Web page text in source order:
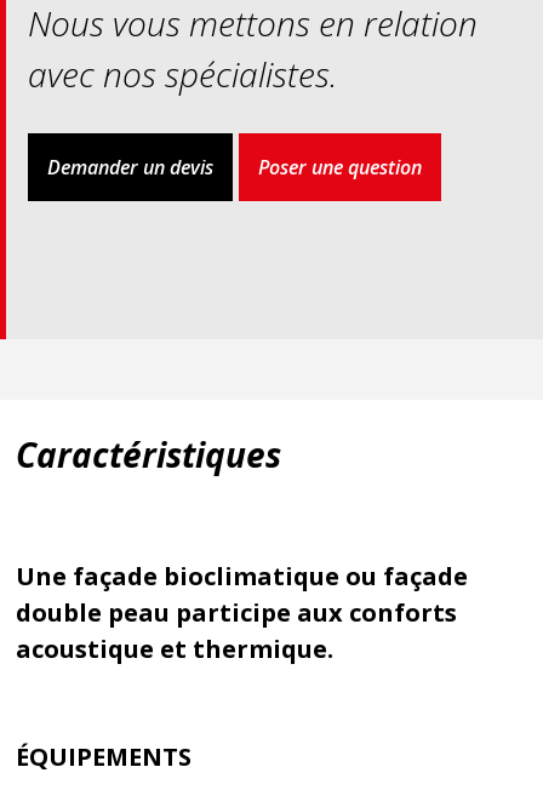
Nous vous mettons en relation
avec nos spécialistes.
Demander un devis Poser une question
Caractéristiques
Une façade bioclimatique ou façade
double peau participe aux conforts
acoustique et thermique.
ÉQUIPEMENTS